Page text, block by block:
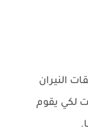
النيران
لكي يقوم